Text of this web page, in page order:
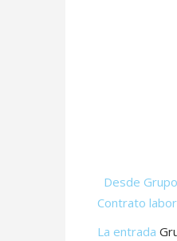
Desde
Contrato
La entrada